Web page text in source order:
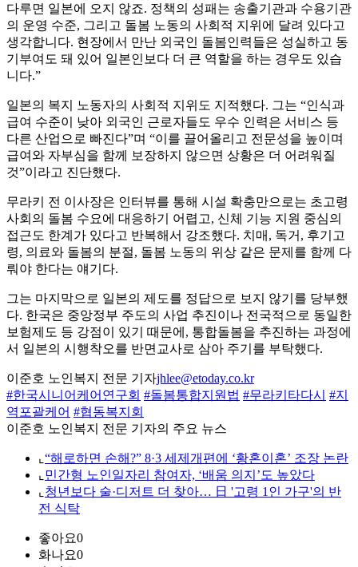
다루면 일본에 오지 않죠. 정책의 성패는 송출기관과 수용기관
의 운영 수준, 그리고 돌봄 노동의 사회적 지위에 달려 있다고
생각합니다. 현장에서 만난 외국인 돌봄인력들은 성실하고 동
기부여도 돼 있어 일본인보다 더 큰 역할을 하는 경우도 있습
니다.”
일본의 복지 노동자의 사회적 지위도 지적했다. 그는 “인식과
급여 수준이 낮아 외국인 근로자들도 우수 인력은 서비스 등
다른 산업으로 빠진다”며 “이를 끌어올리고 전문성을 높이며
급여와 자부심을 함께 보장하지 않으면 상황은 더 어려워질
것”이라고 진단했다.
무라키 전 이사장은 인터뷰를 통해 시설 확충만으로는 초고령
사회의 돌봄 수요에 대응하기 어렵고, 신체 기능 지원 중심의
접근도 한계가 있다고 반복해서 강조했다. 치매, 독거, 후기고
령, 의료와 돌봄의 분절, 돌봄 노동의 위상 같은 문제를 함께 다
뤄야 한다는 얘기다.
그는 마지막으로 일본의 제도를 정답으로 보지 않기를 당부했
다. 한국은 중앙정부 주도의 사업 추진이나 전국적으로 동일한
보험제도 등 강점이 있기 때문에, 통합돌봄을 추진하는 과정에
서 일본의 시행착오를 반면교사로 삼아 주기를 부탁했다.
이준호 노인복지 전문 기자jhlee@etoday.co.kr
#한국시니어케어연구회 #돌봄통합지원법 #무라키타다시 #지
역포괄케어 #협동복지회
이준호 노인복지 전문 기자의 주요 뉴스
⌞ “해로하면 손해?” 8·3 세제개편에 ‘황혼이혼’ 조장 논란
⌞ 민간형 노인일자리 참여자, ‘배움 의지’도 높았다
⌞ 청년보다 술·디저트 더 찾아… 日 '고령 1인 가구'의 반
전 식탁
좋아요0
화나요0